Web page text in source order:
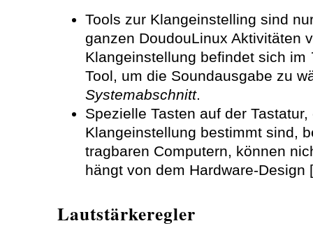
Tools zur Klangeinstelling sind
ganzen DoudouLinux Aktivitäten
Klangeinstellung befindet sich im
Tool, um die Soundausgabe zu
Systemabschnitt.
Spezielle Tasten auf der
Klangeinstellung bestimmt sind,
tragbaren Computern, können
hängt von dem Hardware-Design [
Lautstärkeregler